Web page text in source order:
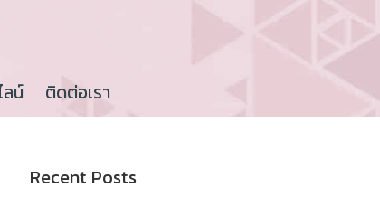
ลน์ ติดต่อเรา
Recent Posts